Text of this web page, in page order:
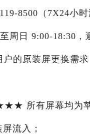
8500（7X24小
周日 9:00-18:30，
的原装屏更换需
所有屏幕均为苹
流入；